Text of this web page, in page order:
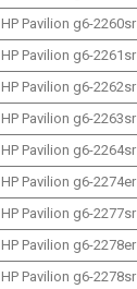
HP Pavilion g6-2260sr
HP Pavilion g6-2261sr
HP Pavilion g6-2262sr
HP Pavilion g6-2263sr
HP Pavilion g6-2264sr
HP Pavilion g6-2274er
HP Pavilion g6-2277sr
HP Pavilion g6-2278er
HP Pavilion g6-2278sr